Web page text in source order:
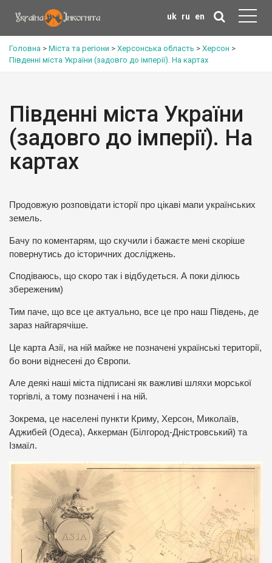
uk ru en
Головна > Міста та регіони > Херсонська область > Херсон >
Південні міста України (задовго до імперії). На картах
Південні міста України
(задовго до імперії). На
картах
Продовжую розповідати історії про цікаві мапи українських
земель.
Бачу по коментарям, що скучили і бажаєте мені скоріше
повернутись до історичних досліджень.
Сподіваюсь, що скоро так і відбудеться. А поки ділюсь
збереженим)
Тим паче, що все це актуально, все це про наш Південь, де
зараз найгарячіше.
Це карта Азії, на ній майже не позначені українські території,
бо вони віднесені до Європи.
Але деякі наші міста підписані як важливі шляхи морської
торгівлі, а тому позначені і на ній.
Зокрема, це населені пункти Криму, Херсон, Миколаїв,
Аджибей (Одеса), Аккерман (Білгород-Дністровський) та
Ізмаїл.